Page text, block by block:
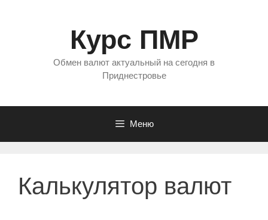
Курс ПМР
Обмен валют актуальный на сегодня в
Приднестровье
Меню
Калькулятор валют